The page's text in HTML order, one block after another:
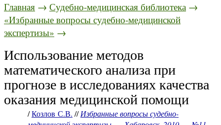
Главная → Судебно-медицинская библиотека →
«Избранные вопросы судебно-медицинской
экспертизы» →
Использование методов
математического анализа при
прогнозе в исследованиях качества
оказания медицинской помощи
/Козлов С.В. //Избранные вопросы судебно-